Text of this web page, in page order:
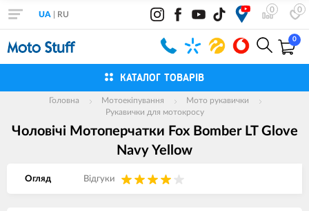
0 0
UA RU
0
КАТАЛОГ ТОВАРІВ
Головна Мотоекіпування
Мото рукавички
Рукавички для мотокросу
Чоловічі Мотоперчатки Fox Bomber LT Glove
Navy Yellow
Огляд Вiдгуки